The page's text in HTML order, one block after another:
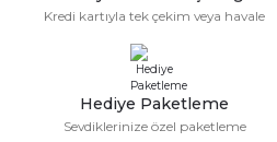
Kredi kartıyla tek çekim veya havale
Hediye Paketleme
Sevdiklerinize özel paketleme